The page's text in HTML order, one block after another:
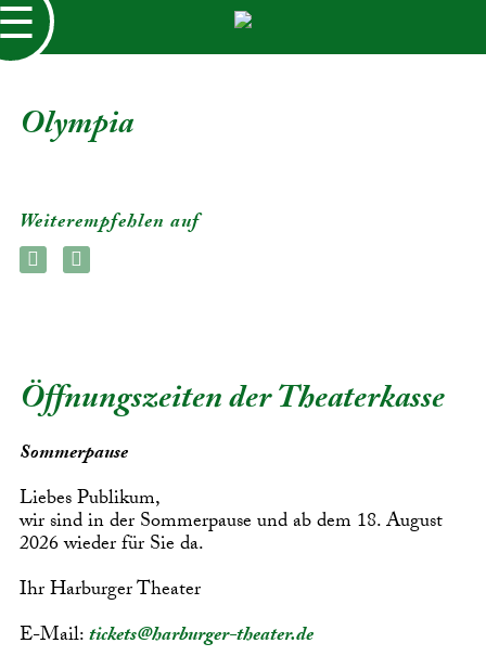
Olympia
Weiterempfehlen auf
Öffnungszeiten der Theaterkasse
Sommerpause
Liebes Publikum,
wir sind in der Sommerpause und ab dem 18. August
2026 wieder für Sie da.
Ihr Harburger Theater
E-Mail:tickets@harburger-theater.de